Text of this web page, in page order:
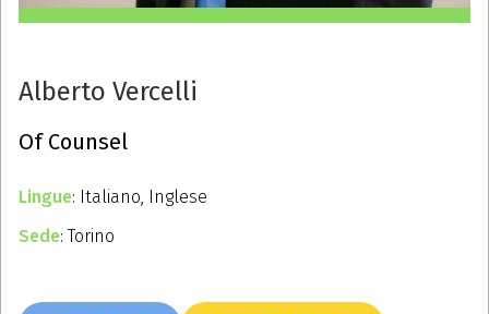
Alberto Vercelli
Of Counsel
Lingue: Italiano, Inglese
Sede: Torino